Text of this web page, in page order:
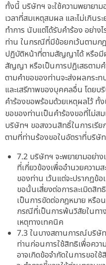
ทั้งนี้ บริษัทฯ จะใช้ความพยายาม
เวลาที่สมเหตุสมผล และไม่เกินร
ทำการ นับแต่ได้รับคำร้อง อย่า
ท่าน ในกรณีที่มีข้อยกเว้นตามก
ปฏิบัติหน้าที่ตามสัญญาได้ หรือ
สัญญา หรือเป็นการปฏิเสธตาม
ตามคำขอของท่านจะส่งผลกระท
และเสรีภาพของบุคคลอื่น โดยบ
คำร้องขอพร้อมด้วยเหตุผลไว้ ทั้
ขอของท่านเป็นคำร้องขอที่ไม่ส
บริษัทฯ ขอสงวนสิทธิ์ในการเรีย
ตามที่ท่านร้องขอในอัตราที่บริษั
7.2 บริษัทฯ จะพยายามอย่า
ที่เกี่ยวข้องเพื่ออำนวยความ
ของท่าน เว้นแต่จะปรากฏข้อ
ขอนั้นเสี่ยงต่อการละเมิดสิท
เป็นการขัดต่อกฎหมาย หรือ
กรณีที่เป็นการพ้นวิสัยในทา
เหตุทางเทคนิค
7.3 ในบางสถานการณ์บริษั
ท่านก่อนการใช้สิทธิเพื่อคว
อาจเกิดข้อจำกัดในการขอใ